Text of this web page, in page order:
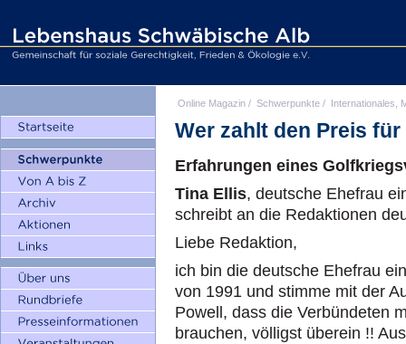
Online Magazin / Schwerpunkte / Internationales,
Wer zahlt den Preis
Erfahrungen eines
Tina Ellis, deutsche Ehefrau
schreibt an die Redaktionen
Liebe Redaktion,
ich bin die deutsche Ehefrau
von 1991 und stimme mit der
Powell, dass die Verbündeten
brauchen, völligst überein !!